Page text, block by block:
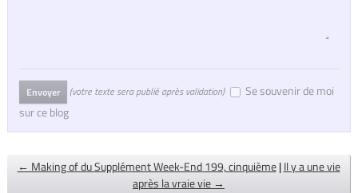
Envoyer (votre texte sera publié après validation)
Se souvenir de moi
sur ce blog
← Making of du Supplément Week-End 199, cinquième | Il y a une vie
après la vraie vie →